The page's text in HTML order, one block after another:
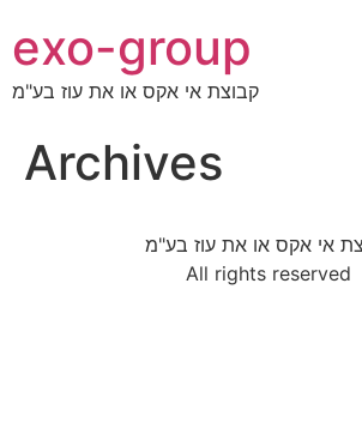
exo-group
קבוצת אי אקס או את עוז בע"מ
Archives
אי אקס או את עוז בע"מ
All rights reserved